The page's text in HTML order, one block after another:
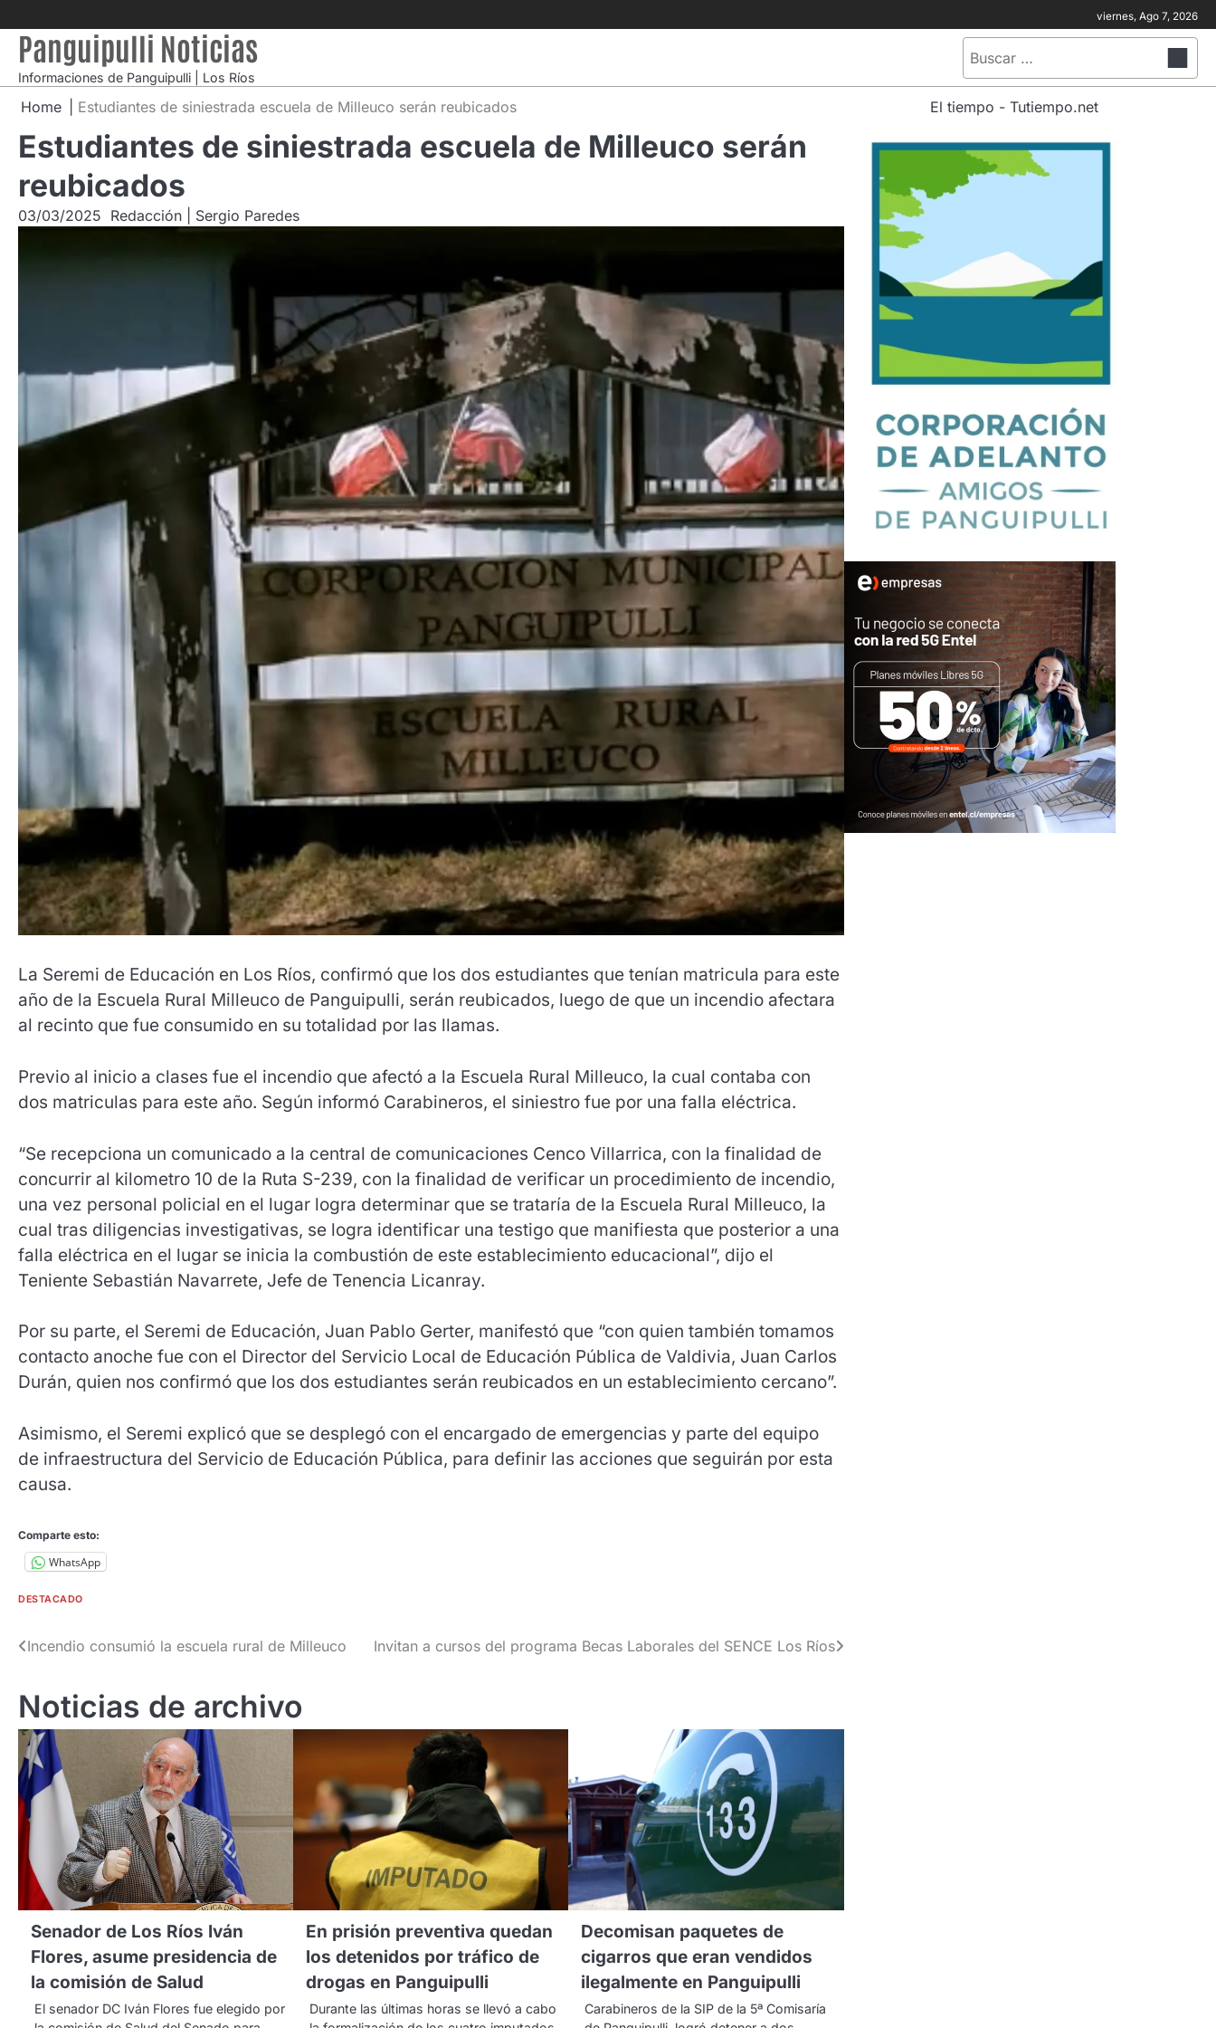
to
content
viernes, Ago 7, 2026
Panguipulli Noticias
Informaciones de Panguipulli | Los Ríos
Buscar:
Home Estudiantes de siniestrada escuela de Milleuco serán reubicados
Estudiantes de siniestrada escuela de Milleuco serán
reubicados
03/03/2025 Redacción | Sergio Paredes
La Seremi de Educación en Los Ríos, confirmó que los dos estudiantes que tenían matricula para este
año de la Escuela Rural Milleuco de Panguipulli, serán reubicados, luego de que un incendio afectara
al recinto que fue consumido en su totalidad por las llamas.
Previo al inicio a clases fue el incendio que afectó a la Escuela Rural Milleuco, la cual contaba con
dos matriculas para este año. Según informó Carabineros, el siniestro fue por una falla eléctrica.
“Se recepciona un comunicado a la central de comunicaciones Cenco Villarrica, con la finalidad de
concurrir al kilometro 10 de la Ruta S-239, con la finalidad de verificar un procedimiento de incendio,
una vez personal policial en el lugar logra determinar que se trataría de la Escuela Rural Milleuco, la
cual tras diligencias investigativas, se logra identificar una testigo que manifiesta que posterior a una
falla eléctrica en el lugar se inicia la combustión de este establecimiento educacional”, dijo el
Teniente Sebastián Navarrete, Jefe de Tenencia Licanray.
Por su parte, el Seremi de Educación, Juan Pablo Gerter, manifestó que “con quien también tomamos
contacto anoche fue con el Director del Servicio Local de Educación Pública de Valdivia, Juan Carlos
Durán, quien nos confirmó que los dos estudiantes serán reubicados en un establecimiento cercano”.
Asimismo, el Seremi explicó que se desplegó con el encargado de emergencias y parte del equipo
de infraestructura del Servicio de Educación Pública, para definir las acciones que seguirán por esta
causa.
Comparte esto:
WhatsApp
DESTACADO
Navegación
entradas
Incendio consumió la escuela rural de Milleuco Invitan a cursos del programa Becas Laborales del SENCE Los Ríos
Noticias de archivo
Senador de Los Ríos Iván
Flores, asume presidencia de
la comisión de Salud
El senador DC Iván Flores fue elegido por
En prisión preventiva quedan
los detenidos por tráfico de
drogas en Panguipulli
Durante las últimas horas se llevó a cabo
Decomisan paquetes de
cigarros que eran vendidos
ilegalmente en Panguipulli
Carabineros de la SIP de la 5ª Comisaría
El tiempo - Tutiempo.net